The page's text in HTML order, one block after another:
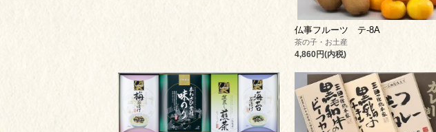
仏事フルーツ テ-8A
茶の子・お土産
4,860円(内税)